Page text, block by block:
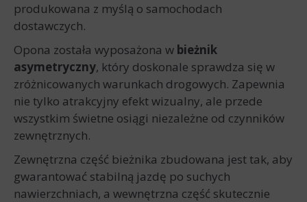
produkowana z myślą o samochodach
dostawczych.
Opona została wyposażona w bieżnik
asymetryczny, który doskonale sprawdza się w
zróżnicowanych warunkach drogowych. Zapewnia
nie tylko atrakcyjny efekt wizualny, ale przede
wszystkim świetne osiągi niezależne od czynników
zewnętrznych.
Zewnętrzna część bieżnika zbudowana jest tak, aby
gwarantować stabilną jazdę po suchych
nawierzchniach, a wewnętrzna część skutecznie